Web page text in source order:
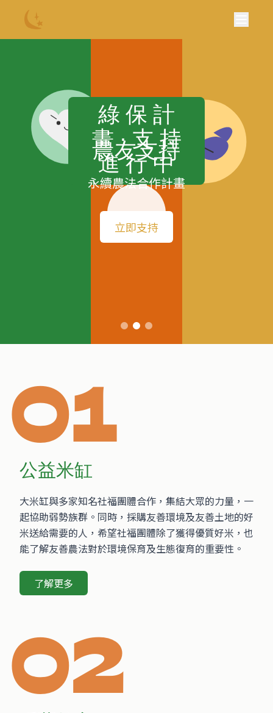
綠 保 計
畫 · 支 持
進 行 中
農友支持
永續農法合作計畫
立即支持
01
公益米缸
大米缸與多家知名社福團體合作，集結大眾的力量，一
起協助弱勢族群。同時，採購友善環境及友善土地的好
米送給需要的人，希望社福團體除了獲得優質好米，也
能了解友善農法對於環境保育及生態復育的重要性。
了解更多
02